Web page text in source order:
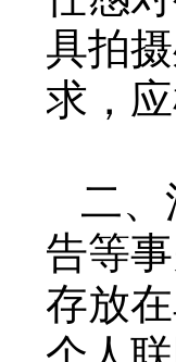
具拍
求，
二
告等
存放